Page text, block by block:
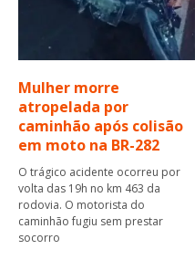
Mulher morre
atropelada por
caminhão após colisão
em moto na BR-282
O trágico acidente ocorreu por
volta das 19h no km 463 da
rodovia. O motorista do
caminhão fugiu sem prestar
socorro